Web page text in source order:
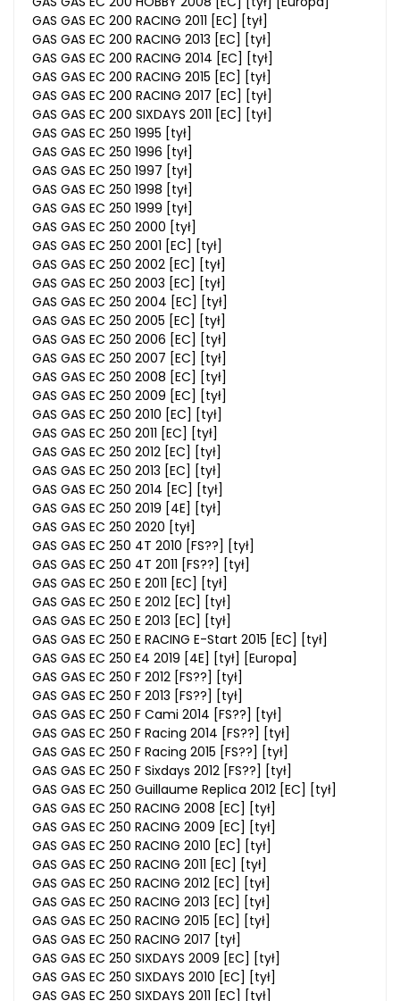
GAS GAS EC 200 RACING 2011 [EC] [tył]
GAS GAS EC 200 RACING 2013 [EC] [tył]
GAS GAS EC 200 RACING 2014 [EC] [tył]
GAS GAS EC 200 RACING 2015 [EC] [tył]
GAS GAS EC 200 RACING 2017 [EC] [tył]
GAS GAS EC 200 SIXDAYS 2011 [EC] [tył]
GAS GAS EC 250 1995 [tył]
GAS GAS EC 250 1996 [tył]
GAS GAS EC 250 1997 [tył]
GAS GAS EC 250 1998 [tył]
GAS GAS EC 250 1999 [tył]
GAS GAS EC 250 2000 [tył]
GAS GAS EC 250 2001 [EC] [tył]
GAS GAS EC 250 2002 [EC] [tył]
GAS GAS EC 250 2003 [EC] [tył]
GAS GAS EC 250 2004 [EC] [tył]
GAS GAS EC 250 2005 [EC] [tył]
GAS GAS EC 250 2006 [EC] [tył]
GAS GAS EC 250 2007 [EC] [tył]
GAS GAS EC 250 2008 [EC] [tył]
GAS GAS EC 250 2009 [EC] [tył]
GAS GAS EC 250 2010 [EC] [tył]
GAS GAS EC 250 2011 [EC] [tył]
GAS GAS EC 250 2012 [EC] [tył]
GAS GAS EC 250 2013 [EC] [tył]
GAS GAS EC 250 2014 [EC] [tył]
GAS GAS EC 250 2019 [4E] [tył]
GAS GAS EC 250 2020 [tył]
GAS GAS EC 250 4T 2010 [FS??] [tył]
GAS GAS EC 250 4T 2011 [FS??] [tył]
GAS GAS EC 250 E 2011 [EC] [tył]
GAS GAS EC 250 E 2012 [EC] [tył]
GAS GAS EC 250 E 2013 [EC] [tył]
GAS GAS EC 250 E RACING E-Start 2015 [EC] [tył]
GAS GAS EC 250 E4 2019 [4E] [tył] [Europa]
GAS GAS EC 250 F 2012 [FS??] [tył]
GAS GAS EC 250 F 2013 [FS??] [tył]
GAS GAS EC 250 F Cami 2014 [FS??] [tył]
GAS GAS EC 250 F Racing 2014 [FS??] [tył]
GAS GAS EC 250 F Racing 2015 [FS??] [tył]
GAS GAS EC 250 F Sixdays 2012 [FS??] [tył]
GAS GAS EC 250 Guillaume Replica 2012 [EC] [tył]
GAS GAS EC 250 RACING 2008 [EC] [tył]
GAS GAS EC 250 RACING 2009 [EC] [tył]
GAS GAS EC 250 RACING 2010 [EC] [tył]
GAS GAS EC 250 RACING 2011 [EC] [tył]
GAS GAS EC 250 RACING 2012 [EC] [tył]
GAS GAS EC 250 RACING 2013 [EC] [tył]
GAS GAS EC 250 RACING 2015 [EC] [tył]
GAS GAS EC 250 RACING 2017 [tył]
GAS GAS EC 250 SIXDAYS 2009 [EC] [tył]
GAS GAS EC 250 SIXDAYS 2010 [EC] [tył]
GAS GAS EC 250 SIXDAYS 2011 [EC] [tył]